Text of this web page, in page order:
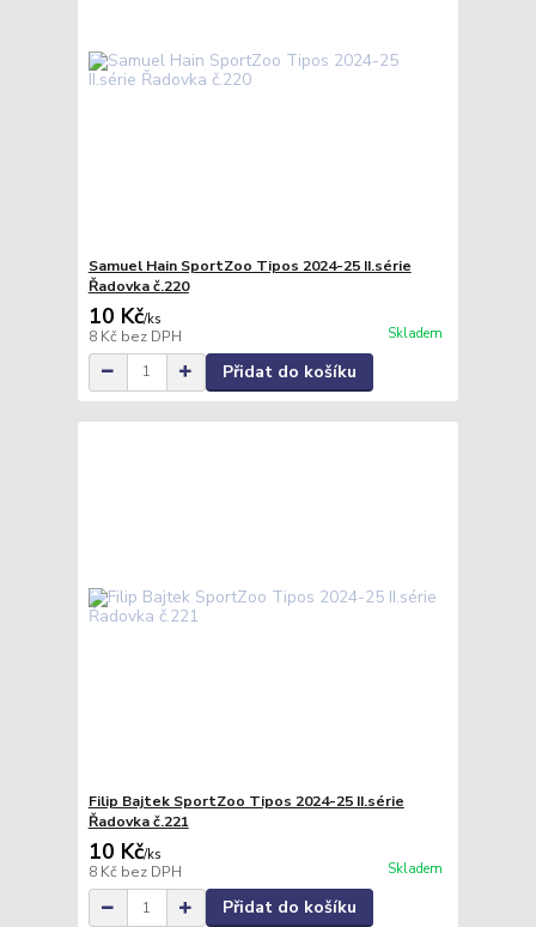
Samuel Hain SportZoo Tipos 2024-25 II.série
Řadovka č.220
10 Kč/ks
8 Kč bez DPH Skladem
Přidat do košíku
Filip Bajtek SportZoo Tipos 2024-25 II.série
Řadovka č.221
10 Kč/ks
8 Kč bez DPH Skladem
Přidat do košíku